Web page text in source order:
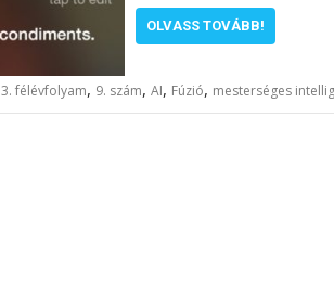
OLVASS TOVÁBB!
félévfolyam, 9. szám, AI, Fúzió, mesterséges